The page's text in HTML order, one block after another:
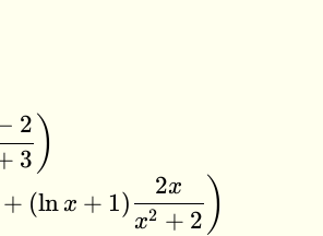
3
2 )
+ (lnx + 1)
x2 + 2
2x )